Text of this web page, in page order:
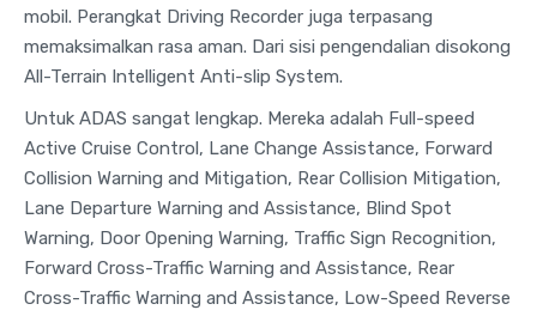
mobil. Perangkat Driving Recorder juga terpasang
memaksimalkan rasa aman. Dari sisi pengendalian disokong
All-Terrain Intelligent Anti-slip System.
Untuk ADAS sangat lengkap. Mereka adalah Full-speed
Active Cruise Control, Lane Change Assistance, Forward
Collision Warning and Mitigation, Rear Collision Mitigation,
Lane Departure Warning and Assistance, Blind Spot
Warning, Door Opening Warning, Traffic Sign Recognition,
Forward Cross-Traffic Warning and Assistance, Rear
Cross-Traffic Warning and Assistance, Low-Speed Reverse